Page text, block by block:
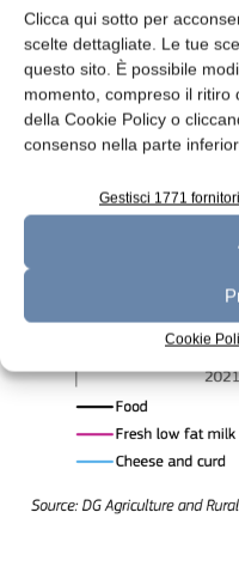
Clicca qui sotto per
scelte dettagliate. Le tue
questo sito. È possibile
momento, compreso il ritiro
della Cookie Policy o
consenso nella parte
Gestisci 1771 fornitori
Cookie